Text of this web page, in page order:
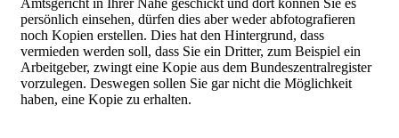
Amtsgericht in Ihrer Nähe geschickt und dort können Sie es
persönlich einsehen, dürfen dies aber weder abfotografieren
noch Kopien erstellen. Dies hat den Hintergrund, dass
vermieden werden soll, dass Sie ein Dritter, zum Beispiel ein
Arbeitgeber, zwingt eine Kopie aus dem Bundeszentralregister
vorzulegen. Deswegen sollen Sie gar nicht die Möglichkeit
haben, eine Kopie zu erhalten.